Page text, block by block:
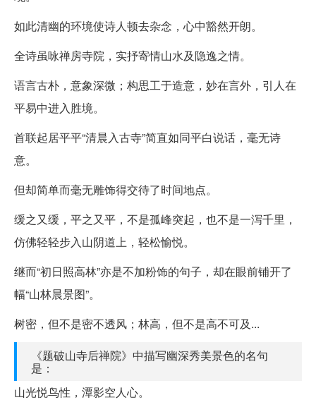
如此清幽的环境使诗人顿去杂念，心中豁然开朗。
全诗虽咏禅房寺院，实抒寄情山水及隐逸之情。
语言古朴，意象深微；构思工于造意，妙在言外，引人在
平易中进入胜境。
首联起居平平“清晨入古寺”简直如同平白说话，毫无诗
意。
但却简单而毫无雕饰得交待了时间地点。
缓之又缓，平之又平，不是孤峰突起，也不是一泻千里，
仿佛轻轻步入山阴道上，轻松愉悦。
继而“初日照高林”亦是不加粉饰的句子，却在眼前铺开了
幅“山林晨景图”。
树密，但不是密不透风；林高，但不是高不可及...
《题破山寺后禅院》中描写幽深秀美景色的名句
是：
山光悦鸟性，潭影空人心。